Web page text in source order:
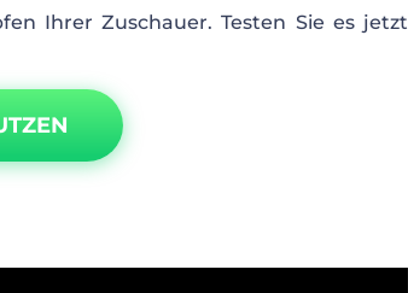
Ihrer Zuschauer. Testen Sie es jetzt